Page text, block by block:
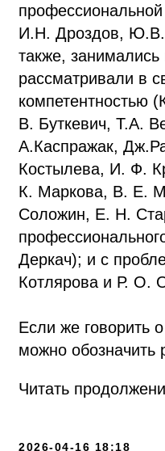
И.Н. Дроздов,
также,
рассматривали в
компетентностью
В. Буткевич, Т.А.
А.Каспражак,
Костылева, И. Ф.
К. Маркова, В. Е.
Соложин, Е. Н.
Деркач); и с
Котлярова и Р. О.
Если же говорить
можно
Читать
2026-04-16 18:18